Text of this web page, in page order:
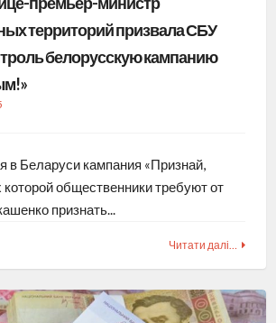
территорий призвала СБУ
белорусскую кампанию
в Беларуси кампания «Признай,
общественники требуют от
признать...
Читати далі…